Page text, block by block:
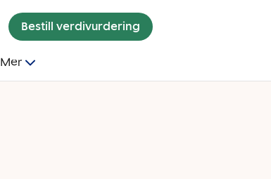
Bestill verdivurdering
Mer